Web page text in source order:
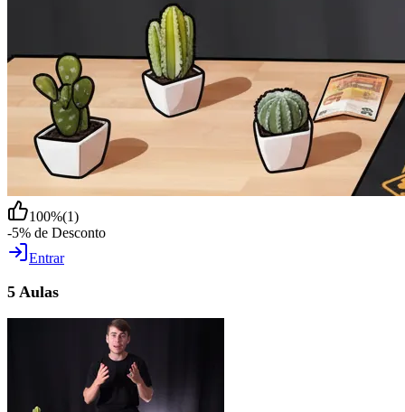
100%(1)
-5% de Desconto
Entrar
5 Aulas